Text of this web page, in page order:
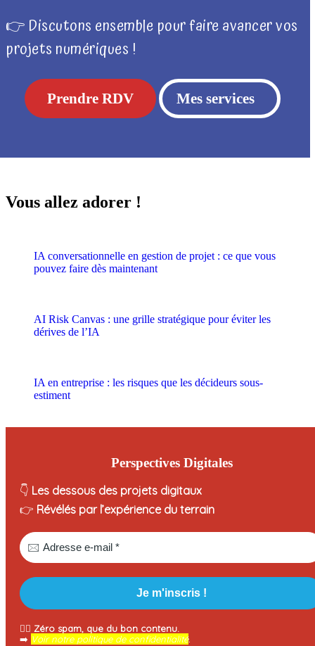
👉 Discutons ensemble pour faire avancer vos
projets numériques !
Prendre RDV Mes services
Vous allez adorer !
IA conversationnelle en gestion de projet : ce que vous
pouvez faire dès maintenant
AI Risk Canvas : une grille stratégique pour éviter les
dérives de l’IA
IA en entreprise : les risques que les décideurs sous-
estiment
Perspectives Digitales
👇 Les dessous des projets digitaux
👉 Révélés par l’expérience du terrain
🧘‍♂️ Zéro spam, que du bon contenu.
➡️ Voir notre politique de confidentialité.